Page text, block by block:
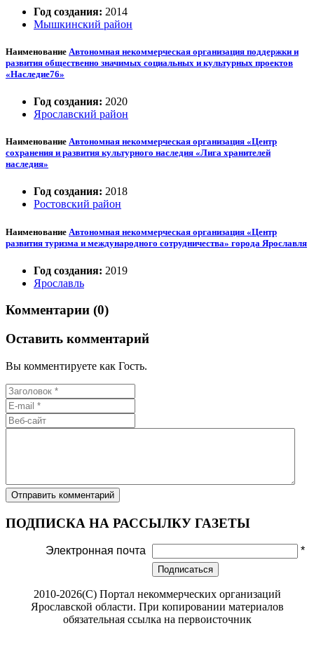
Год создания: 2014
Мышкинский район
Наименование Автономная некоммерческая организация поддержки и
развития общественно значимых социальных и культурных проектов
«Наследие76»
Год создания: 2020
Ярославский район
Наименование Автономная некоммерческая организация «Центр
сохранения и развития культурного наследия «Лига хранителей
наследия»
Год создания: 2018
Ростовский район
Наименование Автономная некоммерческая организация «Центр
развития туризма и международного сотрудничества» города Ярославля
Год создания: 2019
Ярославль
Комментарии (0)
Оставить комментарий
Вы комментируете как Гость.
ПОДПИСКА НА РАССЫЛКУ ГАЗЕТЫ
Электронная почта *
Подписаться
2010-2026(С) Портал некоммерческих организаций
Ярославской области. При копировании материалов
обязательная ссылка на первоисточник